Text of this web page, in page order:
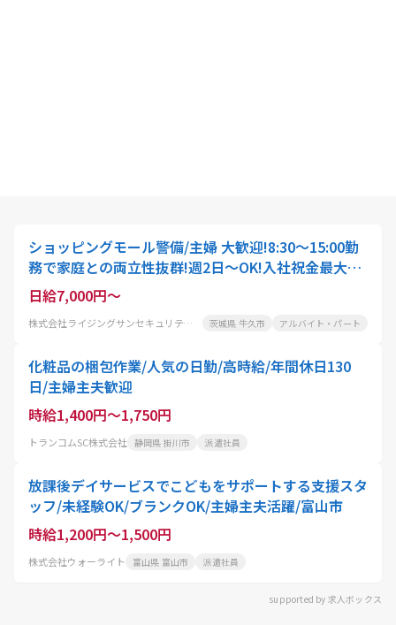
ショッピングモール警備/主婦 大歓迎!8:30～15:00勤
務で家庭との両立性抜群!週2日～OK!入社祝金最大5
万円支給も!車通勤OK
日給7,000円～
株式会社ライジングサンセキュリティーサービス茨城BASE 茨城県 牛久市 アルバイト・パート
化粧品の梱包作業/人気の日勤/高時給/年間休日130
日/主婦主夫歓迎
時給1,400円～1,750円
トランコムSC株式会社 静岡県 掛川市 派遣社員
放課後デイサービスでこどもをサポートする支援スタ
ッフ/未経験OK/ブランクOK/主婦主夫活躍/富山市
時給1,200円～1,500円
株式会社ウォーライト 富山県 富山市 派遣社員
supported by 求人ボックス